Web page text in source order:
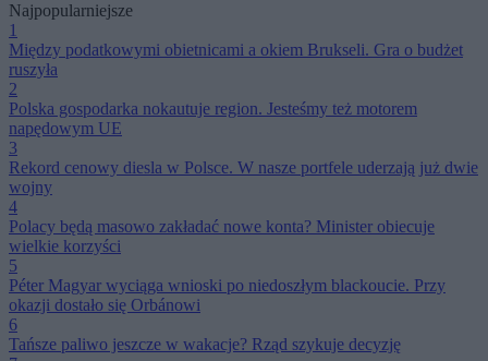
Najpopularniejsze
1
Między podatkowymi obietnicami a okiem Brukseli. Gra o budżet
ruszyła
2
Polska gospodarka nokautuje region. Jesteśmy też motorem
napędowym UE
3
Rekord cenowy diesla w Polsce. W nasze portfele uderzają już dwie
wojny
4
Polacy będą masowo zakładać nowe konta? Minister obiecuje
wielkie korzyści
5
Péter Magyar wyciąga wnioski po niedoszłym blackoucie. Przy
okazji dostało się Orbánowi
6
Tańsze paliwo jeszcze w wakacje? Rząd szykuje decyzję